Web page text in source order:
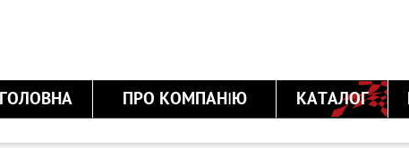
ГОЛОВНА ПРО КОМПАНІЮ КАТАЛОГ